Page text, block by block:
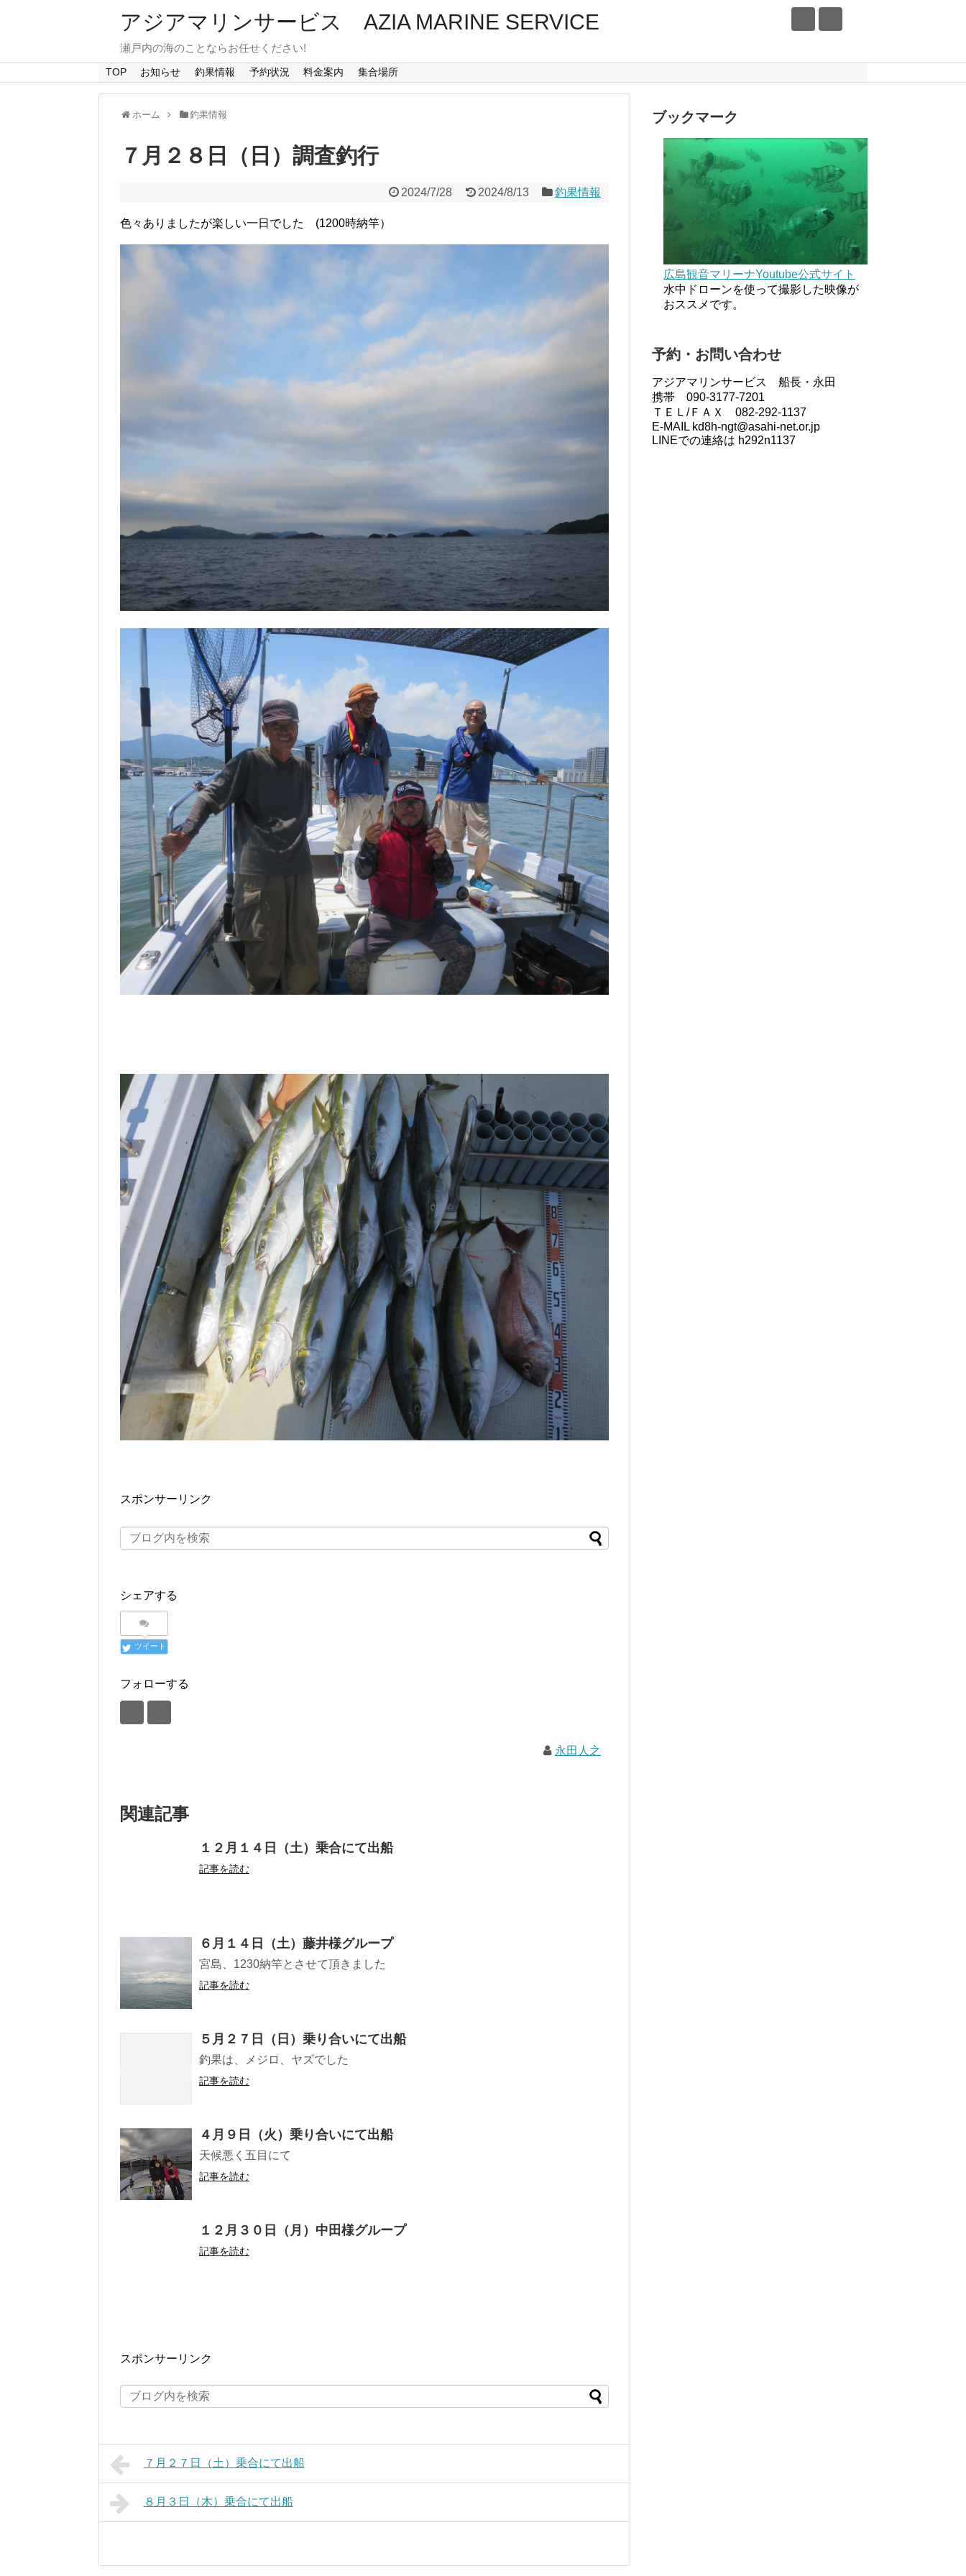
アジアマリンサービス AZIA MARINE SERVICE
瀬戸内の海のことならお任せください!
TOP お知らせ 釣果情報 予約状況 料金案内 集合場所
ホーム 釣果情報
７月２８日（日）調査釣行
2024/7/28 2024/8/13 釣果情報
色々ありましたが楽しい一日でした (1200時納竿）
スポンサーリンク
シェアする
ツイート
フォローする
永田人之
関連記事
１２月１４日（土）乗合にて出船
記事を読む
６月１４日（土）藤井様グループ
宮島、1230納竿とさせて頂きました
記事を読む
５月２７日（日）乗り合いにて出船
釣果は、メジロ、ヤズでした
記事を読む
４月９日（火）乗り合いにて出船
天候悪く五目にて
記事を読む
１２月３０日（月）中田様グループ
記事を読む
スポンサーリンク
７月２７日（土）乗合にて出船
８月３日（木）乗合にて出船
ブックマーク
広島観音マリーナYoutube公式サイト
水中ドローンを使って撮影した映像が
おススメです。
予約・お問い合わせ
アジアマリンサービス 船長・永田
携帯 090-3177-7201
ＴＥＬ/ＦＡＸ 082-292-1137
E-MAIL kd8h-ngt@asahi-net.or.jp
LINEでの連絡は h292n1137